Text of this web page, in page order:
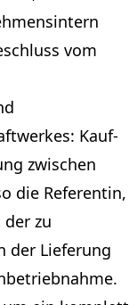
vom
Kauf-
zwischen
die Referentin,
zu
der Lieferung